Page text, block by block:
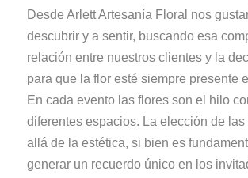
Desde Arlett Artesanía Floral nos
descubrir y a sentir, buscando esa
relación entre nuestros clientes y la
para que la flor esté siempre presente
En cada evento las flores son el hilo
diferentes espacios. La elección de las
allá de la estética, si bien es
generar un recuerdo único en los